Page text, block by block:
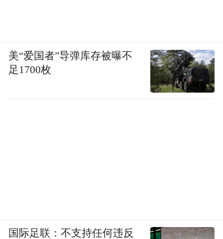
美“爱国者”导弹库存被曝不
足1700枚
国际足联：不支持任何违反